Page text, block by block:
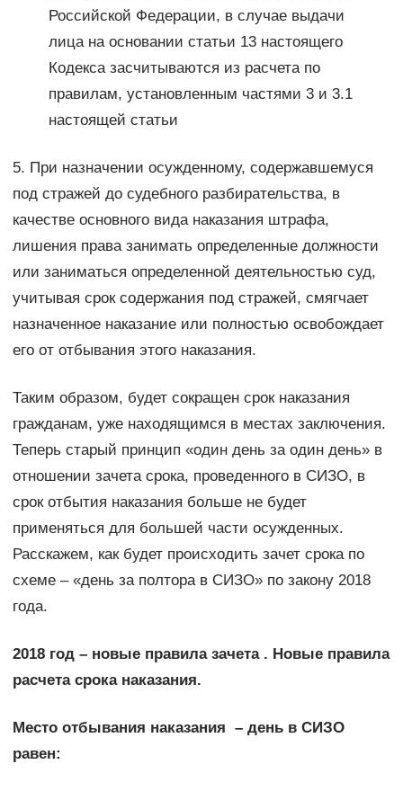
Российской Федерации, в случае выдачи
лица на основании статьи 13 настоящего
Кодекса засчитываются из расчета по
правилам, установленным частями 3 и 3.1
настоящей статьи
5. При назначении осужденному, содержавшемуся
под стражей до судебного разбирательства, в
качестве основного вида наказания штрафа,
лишения права занимать определенные должности
или заниматься определенной деятельностью суд,
учитывая срок содержания под стражей, смягчает
назначенное наказание или полностью освобождает
его от отбывания этого наказания.
Таким образом, будет сокращен срок наказания
гражданам, уже находящимся в местах заключения.
Теперь старый принцип «один день за один день» в
отношении зачета срока, проведенного в СИЗО, в
срок отбытия наказания больше не будет
применяться для большей части осужденных.
Расскажем, как будет происходить зачет срока по
схеме – «день за полтора в СИЗО» по закону 2018
года.
2018 год – новые правила зачета . Новые правила
расчета срока наказания.
Место отбывания наказания – день в СИЗО
равен: